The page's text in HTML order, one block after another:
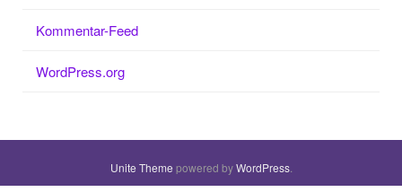
Kommentar-Feed
WordPress.org
Unite Theme powered byWordPress.